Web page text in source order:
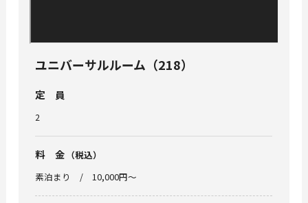
ユニバーサルルーム（218）
定員
2
料金（税込）
素泊まり
10,000円〜